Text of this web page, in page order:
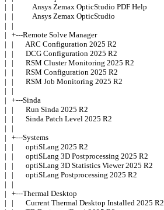
|   |           Ansys Zemax OpticStudio PDF Help
|   |           Ansys Zemax OpticStudio
|   |
|   +---Remote Solve Manager
|   |       ARC Configuration 2025 R2
|   |       DCG Configuration 2025 R2
|   |       RSM Cluster Monitoring 2025 R2
|   |       RSM Configuration 2025 R2
|   |       RSM Job Monitoring 2025 R2
|   |
|   +---Sinda
|   |       Run Sinda 2025 R2
|   |       Sinda Patch Level 2025 R2
|   |
|   +---Systems
|   |       optiSLang 2025 R2
|   |       optiSLang 3D Postprocessing 2025 R2
|   |       optiSLang 3D Statistics Viewer 2025 R2
|   |       optiSLang Postprocessing 2025 R2
|   |
|   +---Thermal Desktop
|   |       Current Thermal Desktop Installed 2025 R2